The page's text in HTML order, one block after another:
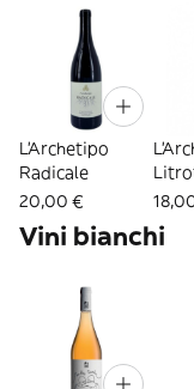
L'Archetipo
Radicale
20,00 €
Vini bianchi